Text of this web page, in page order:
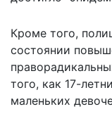
Кроме того,
состоянии
того, как 17-
маленьких